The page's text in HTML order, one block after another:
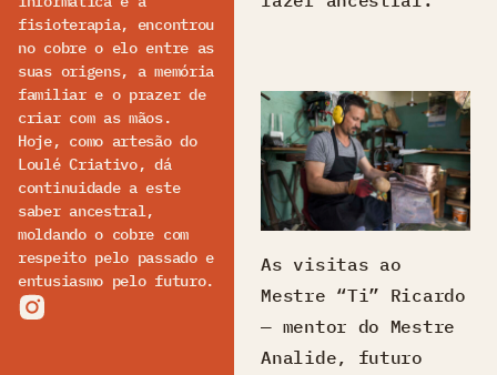
fisioterapia, encontrou
no cobre o elo entre as
suas origens, a memória
familiar e o prazer de
criar com as mãos.
Hoje, como artesão do
Loulé Criativo, dá
continuidade a este
saber ancestral,
moldando o cobre com
respeito pelo passado e
entusiasmo pelo futuro.
As visitas ao
Mestre “Ti” Ricardo
— mentor do Mestre
Analide, futuro